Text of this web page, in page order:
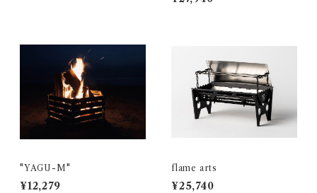
"YAGU-M"
¥12,279
flame arts
¥25,740